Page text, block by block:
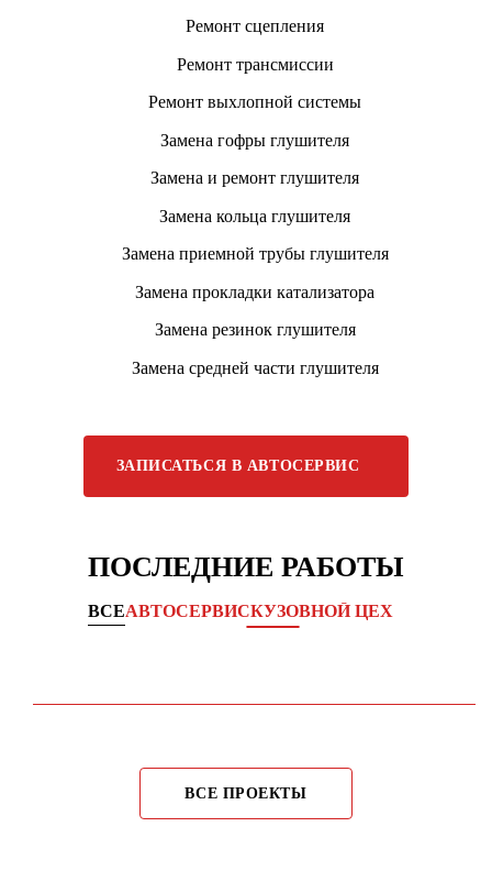
Ремонт сцепления
Ремонт трансмиссии
Ремонт выхлопной системы
Замена гофры глушителя
Замена и ремонт глушителя
Замена кольца глушителя
Замена приемной трубы глушителя
Замена прокладки катализатора
Замена резинок глушителя
Замена средней части глушителя
ЗАПИСАТЬСЯ В АВТОСЕРВИС
ПОСЛЕДНИЕ РАБОТЫ
ВСЕАВТОСЕРВИСКУЗОВНОЙ ЦЕХ
ВСЕ ПРОЕКТЫ